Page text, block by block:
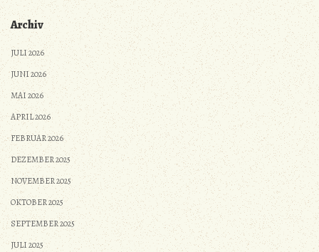
Archiv
JULI 2026
JUNI 2026
MAI 2026
APRIL 2026
FEBRUAR 2026
DEZEMBER 2025
NOVEMBER 2025
OKTOBER 2025
SEPTEMBER 2025
JULI 2025